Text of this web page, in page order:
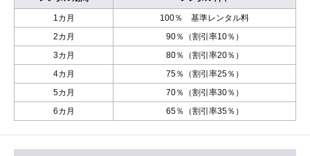
1カ月
100％ 基準レンタル料
2カ月
90％（割引率10％）
3カ月
80％（割引率20％）
4カ月
75％（割引率25％）
5カ月
70％（割引率30％）
6カ月
65％（割引率35％）